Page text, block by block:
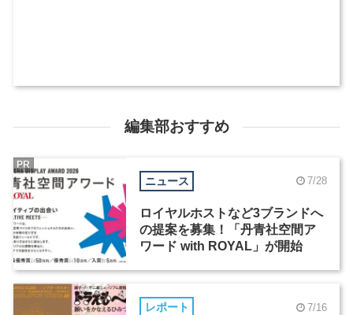
編集部おすすめ
ニュース 7/28
ロイヤルホストなど3ブランドへ
の提案を募集！「丹青社空間ア
ワード with ROYAL」が開始
PR
レポート 7/16